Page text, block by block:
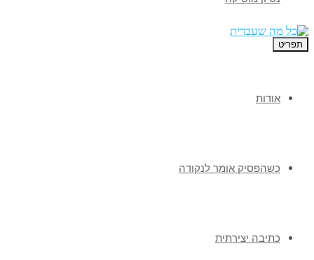
תפריט
אודות
כשהפסיק אומר לנקודה
כתיבה יצירתית